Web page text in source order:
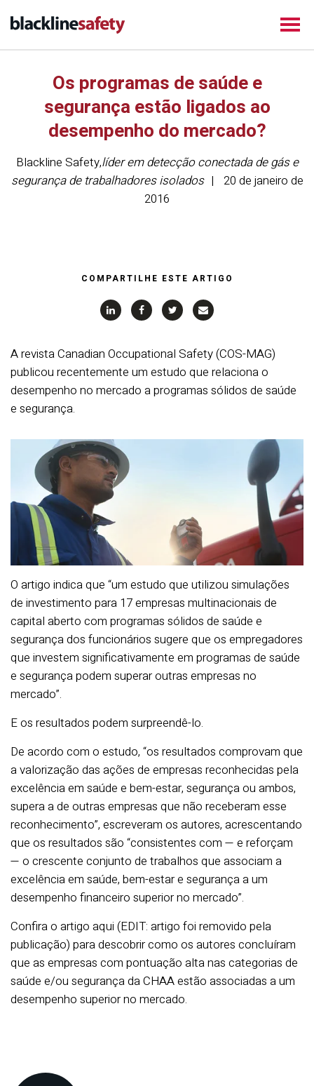
Os programas de saúde e
segurança estão ligados ao
desempenho do mercado?
Blackline Safety,líder em detecção conectada de gás e
segurança de trabalhadores isolados
20 de janeiro de
2016
COMPARTILHE ESTE ARTIGO
A revista Canadian Occupational Safety (COS-MAG)
publicou recentemente um estudo que relaciona o
desempenho no mercado a programas sólidos de saúde
e segurança.
O artigo indica que “um estudo que utilizou simulações
de investimento para 17 empresas multinacionais de
capital aberto com programas sólidos de saúde e
segurança dos funcionários sugere que os empregadores
que investem significativamente em programas de saúde
e segurança podem superar outras empresas no
mercado”.
E os resultados podem surpreendê-lo.
De acordo com o estudo, “os resultados comprovam que
a valorização das ações de empresas reconhecidas pela
excelência em saúde e bem-estar, segurança ou ambos,
supera a de outras empresas que não receberam esse
reconhecimento”, escreveram os autores, acrescentando
que os resultados são “consistentes com — e reforçam
— o crescente conjunto de trabalhos que associam a
excelência em saúde, bem-estar e segurança a um
desempenho financeiro superior no mercado”.
Confira o artigo aqui (EDIT: artigo foi removido pela
publicação) para descobrir como os autores concluíram
que as empresas com pontuação alta nas categorias de
saúde e/ou segurança da CHAA estão associadas a um
desempenho superior no mercado.